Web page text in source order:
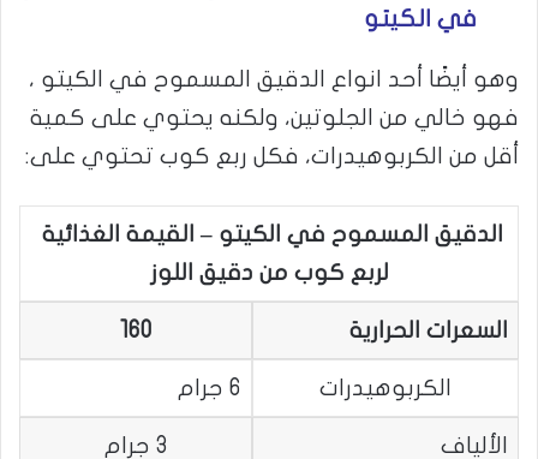
في الكيتو
وهو أيضًا أحد انواع الدقيق المسموح في الكيتو ،
فهو خالي من الجلوتين، ولكنه يحتوي على كمية
أقل من الكربوهيدرات، فكل ربع كوب تحتوي على:
الدقيق المسموح في الكيتو – القيمة الغذائية
لربع كوب من دقيق اللوز
السعرات الحرارية 160
الكربوهيدرات 6 جرام
الألياف 3 جرام